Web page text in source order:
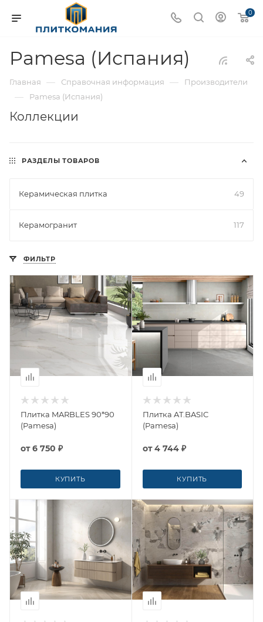
0
Pamesa (Испания)
Главная — Справочная информация — Производители
— Pamesa (Испания)
Коллекции
РАЗДЕЛЫ ТОВАРОВ
Керамическая плитка 49
Керамогранит 117
ФИЛЬТР
Плитка MARBLES 90*90
(Pamesa)
от6 750 ₽
КУПИТЬ
Плитка AT.BASIC
(Pamesa)
от4 744 ₽
КУПИТЬ